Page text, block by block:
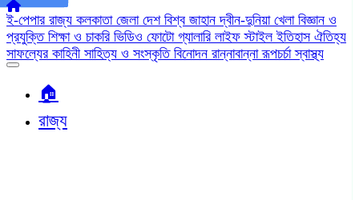
ই-পেপার রাজ্য কলকাতা জেলা দেশ বিশ্ব জাহানদ্বীন-দুনিয়া খেলা বিজ্ঞান ও
প্রযুক্তি শিক্ষা ও চাকরি ভিডিও ফোটো গ্যালারি লাইফ স্টাইলইতিহাস ঐতিহ্য
সাফল্যের কাহিনী সাহিত্য ও সংস্কৃতি বিনোদন রান্নাবান্নারূপচর্চাস্বাস্থ্য
🏠︎
রাজ্য